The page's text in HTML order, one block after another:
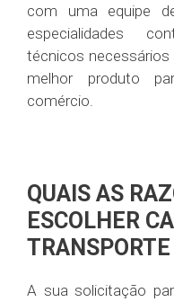
com uma equipe
especialidades
técnicos
melhor produto
comércio.
QUAIS AS
ESCOLHER
A sua solicitação